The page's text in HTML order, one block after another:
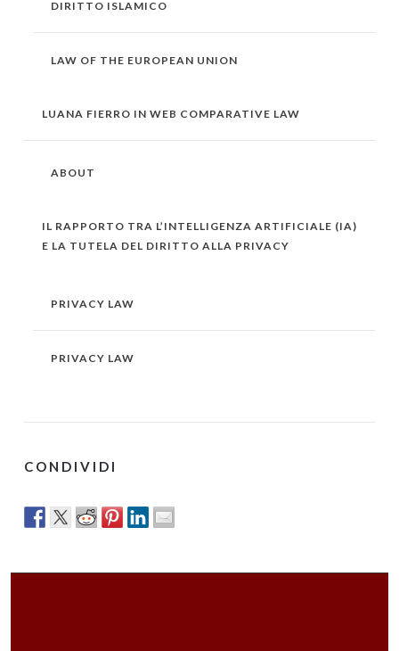
DIRITTO ISLAMICO
LAW OF THE EUROPEAN UNION
LUANA FIERRO IN WEB COMPARATIVE LAW
ABOUT
IL RAPPORTO TRA L’INTELLIGENZA ARTIFICIALE (IA)
E LA TUTELA DEL DIRITTO ALLA PRIVACY
PRIVACY LAW
PRIVACY LAW
CONDIVIDI